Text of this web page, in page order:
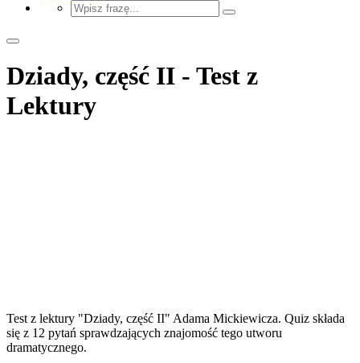
Dziady, część II - Test z
Lektury
Test z lektury "Dziady, część II" Adama Mickiewicza. Quiz składa
się z 12 pytań sprawdzających znajomość tego utworu
dramatycznego.